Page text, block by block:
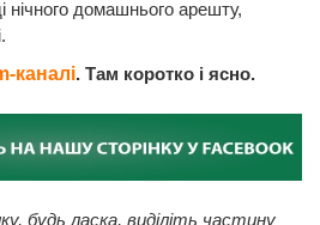
нічного домашнього арешту,
каналі. Там коротко і ясно.
будь ласка, виділіть частину